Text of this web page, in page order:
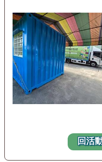
回活